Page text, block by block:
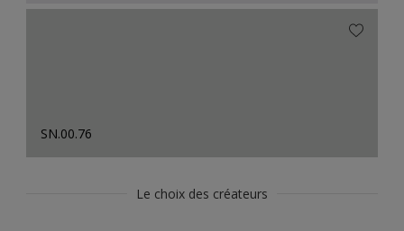
SN.00.76
Le choix des créateurs